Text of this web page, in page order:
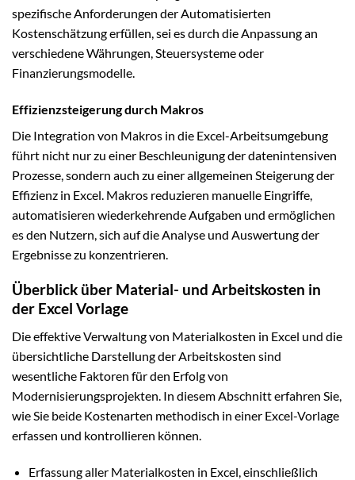
spezifische Anforderungen der Automatisierten
Kostenschätzung erfüllen, sei es durch die Anpassung an
verschiedene Währungen, Steuersysteme oder
Finanzierungsmodelle.
Effizienzsteigerung durch Makros
Die Integration von Makros in die Excel-Arbeitsumgebung
führt nicht nur zu einer Beschleunigung der datenintensiven
Prozesse, sondern auch zu einer allgemeinen Steigerung der
Effizienz in Excel. Makros reduzieren manuelle Eingriffe,
automatisieren wiederkehrende Aufgaben und ermöglichen
es den Nutzern, sich auf die Analyse und Auswertung der
Ergebnisse zu konzentrieren.
Überblick über Material- und Arbeitskosten in
der Excel Vorlage
Die effektive Verwaltung von Materialkosten in Excel und die
übersichtliche Darstellung der Arbeitskosten sind
wesentliche Faktoren für den Erfolg von
Modernisierungsprojekten. In diesem Abschnitt erfahren Sie,
wie Sie beide Kostenarten methodisch in einer Excel-Vorlage
erfassen und kontrollieren können.
Erfassung aller Materialkosten in Excel, einschließlich